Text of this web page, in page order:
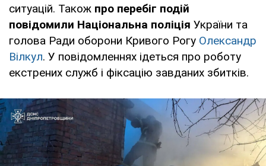
ситуацій. Також про перебіг подій
повідомили Національна поліція України та
голова Ради оборони Кривого Рогу Олександр
Вілкул. У повідомленнях ідеться про роботу
екстрених служб і фіксацію завданих збитків.